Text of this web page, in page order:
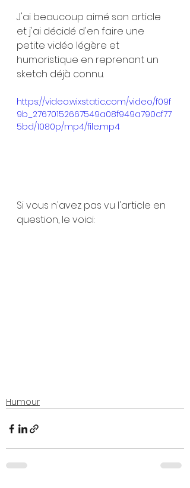
J'ai beaucoup aimé son article
et j'ai décidé d'en faire une
petite vidéo légère et
humoristique en reprenant un
sketch déjà connu.
https://video.wixstatic.com/video/f09f
9b_27670152667549a08f949a790cf77
5bd/1080p/mp4/file.mp4
Si vous n'avez pas vu l'article en
question, le voici:
Humour